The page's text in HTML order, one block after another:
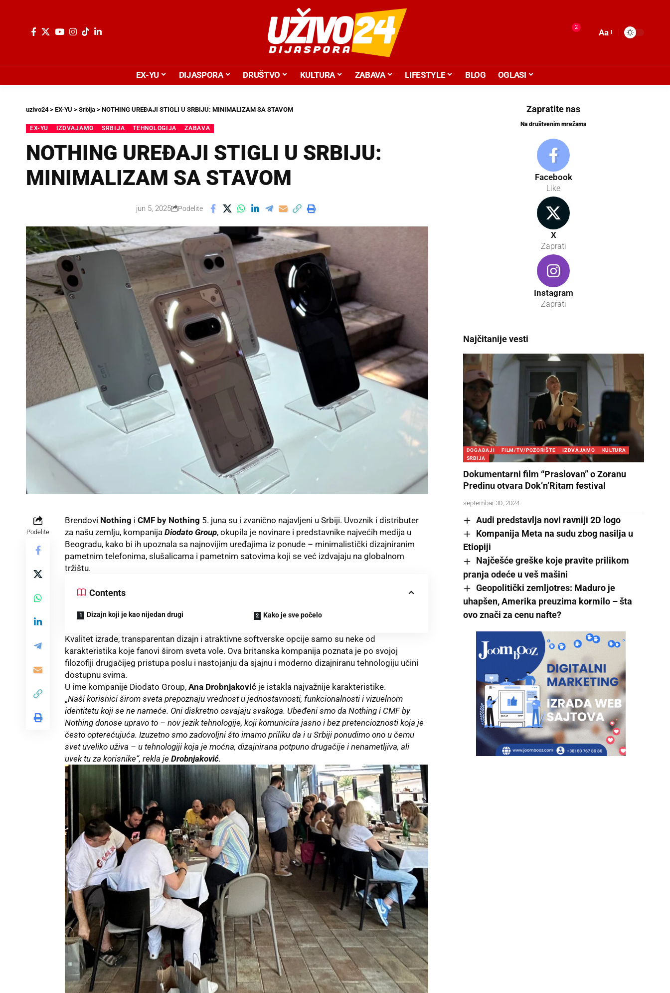
2
Aa
EX-YU DIJASPORA DRUŠTVO KULTURA ZABAVA LIFESTYLE BLOG OGLASI
uzivo24> EX-YU > Srbija > NOTHING UREĐAJI STIGLI U SRBIJU: MINIMALIZAM SA STAVOM
EX-YU IZDVAJAMO SRBIJA TEHNOLOGIJA ZABAVA
NOTHING UREĐAJI STIGLI U SRBIJU:
MINIMALIZAM SA STAVOM
jun 5, 2025 Podelite
Podelite
Brendovi Nothing i CMF by Nothing 5. juna su i zvanično najavljeni u Srbiji. Uvoznik i distributer
za našu zemlju, kompanija Diodato Group, okupila je novinare i predstavnike najvećih medija u
Beogradu, kako bi ih upoznala sa najnovijim uređajima iz ponude – minimalistički dizajniranim
pametnim telefonima, slušalicama i pametnim satovima koji se već izdvajaju na globalnom
tržištu.
Contents
Dizajn koji je kao nijedan drugi Kako je sve počelo
Kvalitet izrade, transparentan dizajn i atraktivne softverske opcije samo su neke od
karakteristika koje fanovi širom sveta vole. Ova britanska kompanija poznata je po svojoj
filozofiji drugačijeg pristupa poslu i nastojanju da sjajnu i moderno dizajniranu tehnologiju učini
dostupnu svima.
U ime kompanije Diodato Group, Ana Drobnjaković je istakla najvažnije karakteristike.
„Naši korisnici širom sveta prepoznaju vrednost u jednostavnosti, funkcionalnosti i vizuelnom
identitetu koji se ne nameće. Oni diskretno osvajaju svakoga. Ubeđeni smo da Nothing i CMF by
Nothing donose upravo to – nov jezik tehnologije, koji komunicira jasno i bez pretencioznosti koja je
često opterećujuća. Izuzetno smo zadovoljni što imamo priliku da i u Srbiji ponudimo ono u čemu
svet uveliko uživa – u tehnologiji koja je moćna, dizajnirana potpuno drugačije i nenametljiva, ali
uvek tu za korisnike“, rekla je Drobnjaković.
Zapratite nas
Na društvenim mrežama
Facebook
Like
X
Zaprati
Instagram
Zaprati
Najčitanije vesti
DOGAĐAJI FILM/TV/POZORIŠTE IZDVAJAMO
KULTURA
SRBIJA
Dokumentarni film “Praslovan” o Zoranu
Predinu otvara Dok’n’Ritam festival
septembar 30, 2024
Audi predstavlja novi ravniji 2D logo
Kompanija Meta na sudu zbog nasilja u
Etiopiji
Najčešće greške koje pravite prilikom
pranja odeće u veš mašini
Geopolitički zemljotres: Maduro je
uhapšen, Amerika preuzima kormilo – šta
ovo znači za cenu nafte?